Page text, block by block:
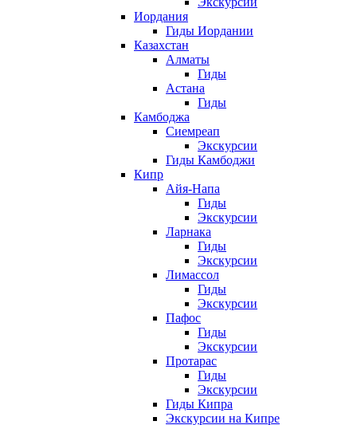
Иордания
Гиды Иордании
Казахстан
Алматы
Гиды
Астана
Гиды
Камбоджа
Сиемреап
Экскурсии
Гиды Камбоджи
Кипр
Айя-Напа
Гиды
Экскурсии
Ларнака
Гиды
Экскурсии
Лимассол
Гиды
Экскурсии
Пафос
Гиды
Экскурсии
Протарас
Гиды
Экскурсии
Гиды Кипра
Экскурсии на Кипре